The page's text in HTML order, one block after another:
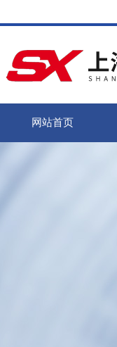
网站首页